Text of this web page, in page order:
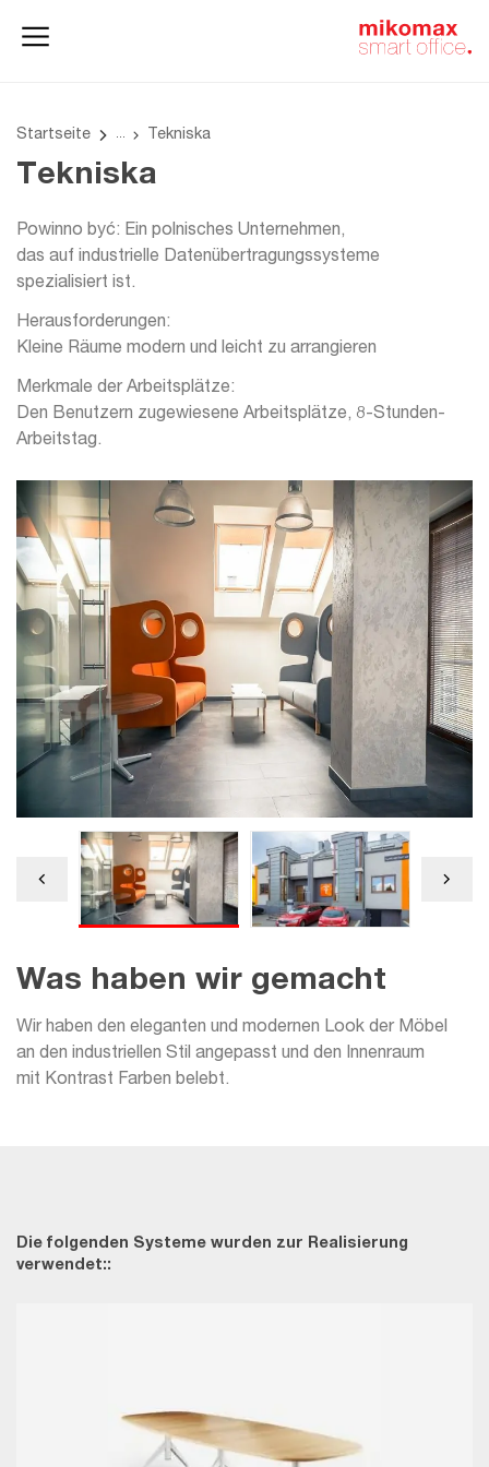
Startseite Tekniska
Tekniska
Powinno być: Ein polnisches Unternehmen,
das auf industrielle Datenübertragungssysteme
spezialisiert ist.
Herausforderungen:
Kleine Räume modern und leicht zu arrangieren
Merkmale der Arbeitsplätze:
Den Benutzern zugewiesene Arbeitsplätze, 8-Stunden-
Arbeitstag.
Was haben wir gemacht
Wir haben den eleganten und modernen Look der Möbel
an den industriellen Stil angepasst und den Innenraum
mit Kontrast Farben belebt.
Die folgenden Systeme wurden zur Realisierung
verwendet::